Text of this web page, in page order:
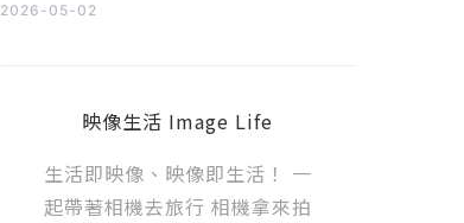
2026-05-02
映像生活 Image Life
生活即映像、映像即生活！ 一
起帶著相機去旅行 相機拿來拍